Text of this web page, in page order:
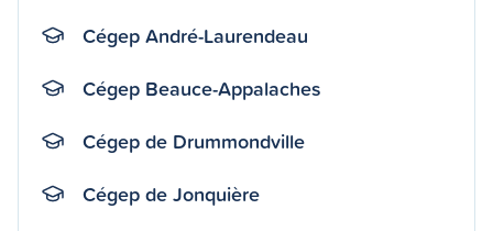
Cégep André-Laurendeau
Cégep Beauce-Appalaches
Cégep de Drummondville
Cégep de Jonquière